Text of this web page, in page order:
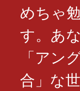
めちゃ
す。あ
「アン
合」な